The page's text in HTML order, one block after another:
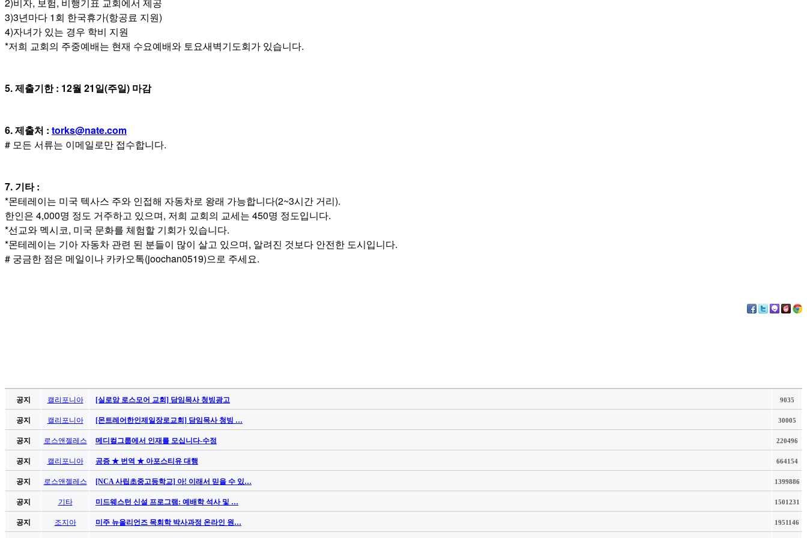
료
약
임
심
리
뉴
스
제
휴
사
이
트
무
료
기
발
진
비
시
3)3년마다 1회 한국휴가(항공료 지원)
4)자녀가 있는 경우 학비 지원
*저희 교회의 주중예배는 현재 수요예배와 토요새벽기도회가 있습니다.
5. 제출기한 : 12월 21일(주일) 마감
6. 제출처 : torks@nate.com
# 모든 서류는 이메일로만 접수합니다.
7. 기타 :
*몬테레이는 미국 텍사스 주와 인접해 자동차로 왕래 가능합니다(2~3시간 거리).
한인은 4,000명 정도 거주하고 있으며, 저희 교회의 교세는 450명 정도입니다.
*선교와 멕시코, 미국 문화를 체험할 기회가 있습니다.
*몬테레이는 기아 자동차 관련 된 분들이 많이 살고 있으며, 알려진 것보다 안전한 도시입니다.
# 궁금한 점은 메일이나 카카오톡(joochan0519)으로 주세요.
공지 캘리포니아 [실로암 로스모어 교회] 담임목사 청빙광고 9035
공지 캘리포니아 [몬트레어한인제일장로교회] 담임목사 청빙 … 30005
공지 로스앤젤레스 메디컬그룹에서 인재를 모십니다-수정 220496
공지 캘리포니아 공증 ★ 번역 ★ 아포스티유 대행 664154
공지 로스앤젤레스 [NCA 사립초중고등학교] 아! 이래서 믿을 수 있… 1399886
공지 기타 미드웨스턴 신설 프로그램: 예배학 석사 및 … 1501231
공지 조지아 미주 뉴올리언즈 목회학 박사과정 온라인 원… 1951146